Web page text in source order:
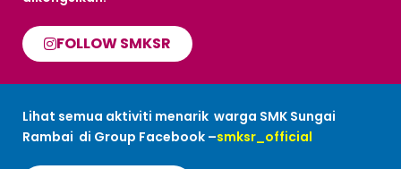
FOLLOW SMKSR
Lihat semua aktiviti menarik warga SMK Sungai
Rambai di Group Facebook –smksr_official